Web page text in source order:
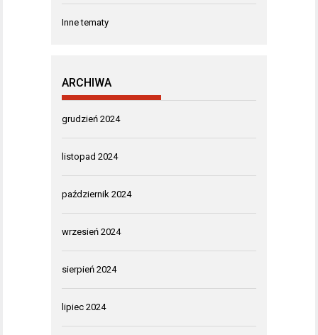
Inne tematy
ARCHIWA
grudzień 2024
listopad 2024
październik 2024
wrzesień 2024
sierpień 2024
lipiec 2024